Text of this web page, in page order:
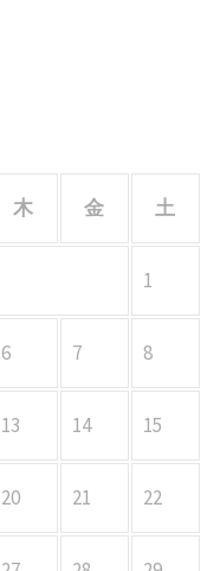
木 金 土
1
6 7 8
13 14 15
20 21 22